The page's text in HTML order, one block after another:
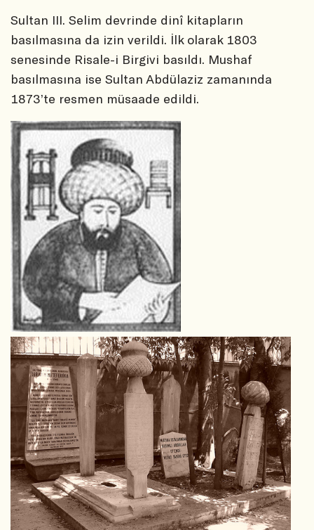
Sultan III. Selim devrinde dinî kitapların
basılmasına da izin verildi. İlk olarak 1803
senesinde Risale-i Birgivi basıldı. Mushaf
basılmasına ise Sultan Abdülaziz zamanında
1873’te resmen müsaade edildi.